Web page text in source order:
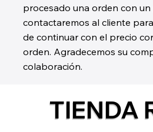
procesado una orden con
contactaremos al cliente
de continuar con el precio
orden. Agradecemos su
colaboración.
TIENDA